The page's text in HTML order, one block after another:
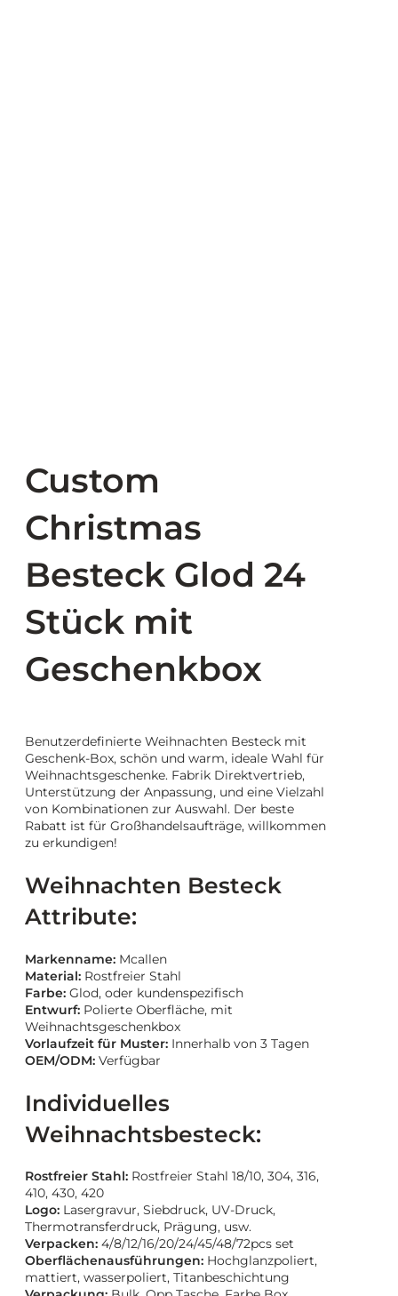
Custom
Christmas
Besteck Glod 24
Stück mit
Geschenkbox
Benutzerdefinierte Weihnachten Besteck mit
Geschenk-Box, schön und warm, ideale Wahl für
Weihnachtsgeschenke. Fabrik Direktvertrieb,
Unterstützung der Anpassung, und eine Vielzahl
von Kombinationen zur Auswahl. Der beste
Rabatt ist für Großhandelsaufträge, willkommen
zu erkundigen!
Weihnachten Besteck
Attribute:
Markenname: Mcallen
Material: Rostfreier Stahl
Farbe: Glod, oder kundenspezifisch
Entwurf: Polierte Oberfläche, mit
Weihnachtsgeschenkbox
Vorlaufzeit für Muster: Innerhalb von 3 Tagen
OEM/ODM: Verfügbar
Individuelles
Weihnachtsbesteck:
Rostfreier Stahl: Rostfreier Stahl 18/10, 304, 316,
410, 430, 420
Logo: Lasergravur, Siebdruck, UV-Druck,
Thermotransferdruck, Prägung, usw.
Verpacken: 4/8/12/16/20/24/45/48/72pcs set
Oberflächenausführungen: Hochglanzpoliert,
mattiert, wasserpoliert, Titanbeschichtung